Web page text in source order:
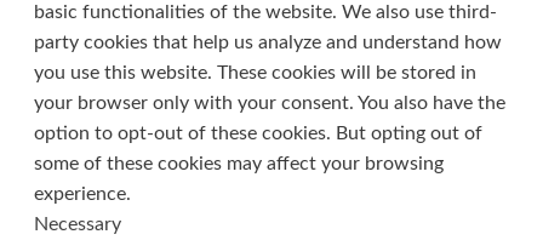
basic functionalities of the website. We also use third-
party cookies that help us analyze and understand how
you use this website. These cookies will be stored in
your browser only with your consent. You also have the
option to opt-out of these cookies. But opting out of
some of these cookies may affect your browsing
experience.
Necessary